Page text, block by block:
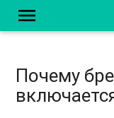
menu
Почему